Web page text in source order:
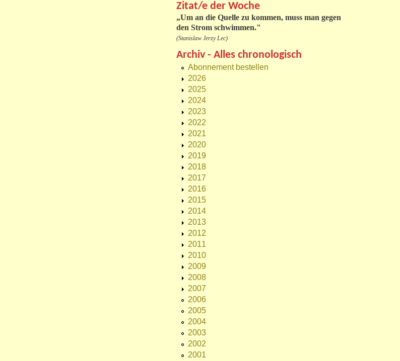
Zitat/e der Woche
„Um an die Quelle zu kommen, muss man gegen
den Strom schwimmen."
(Stanislaw Jerzy Lec)
Archiv - Alles chronologisch
Abonnement bestellen
2026
2025
2024
2023
2022
2021
2020
2019
2018
2017
2016
2015
2014
2013
2012
2011
2010
2009
2008
2007
2006
2005
2004
2003
2002
2001